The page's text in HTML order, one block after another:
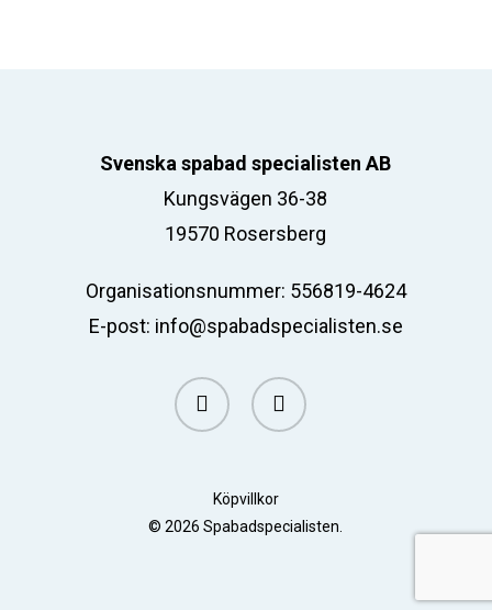
Svenska spabad specialisten AB
Kungsvägen 36-38
19570 Rosersberg
Organisationsnummer: 556819-4624
E-post: info@spabadspecialisten.se
facebook email
Köpvillkor
© 2026 Spabadspecialisten.